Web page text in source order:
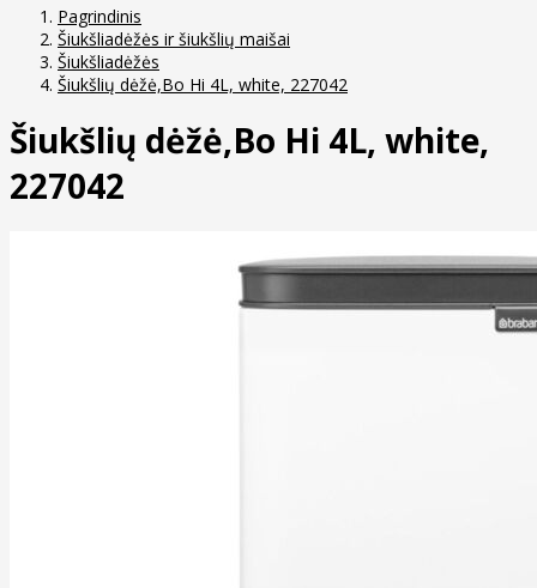
Pagrindinis
Šiukšliadėžės ir šiukšlių maišai
Šiukšliadėžės
Šiukšlių dėžė,Bo Hi 4L, white, 227042
Šiukšlių dėžė,Bo Hi 4L, white,
227042